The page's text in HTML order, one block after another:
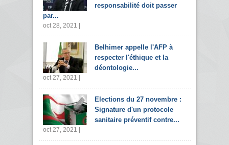
responsabilité doit passer
par...
oct 28, 2021 |
Belhimer appelle l'AFP à
respecter l'éthique et la
déontologie...
oct 27, 2021 |
Elections du 27 novembre :
Signature d'un protocole
sanitaire préventif contre...
oct 27, 2021 |